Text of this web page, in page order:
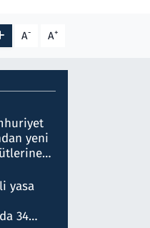
A- A+
yeni
kararı
yasa
34